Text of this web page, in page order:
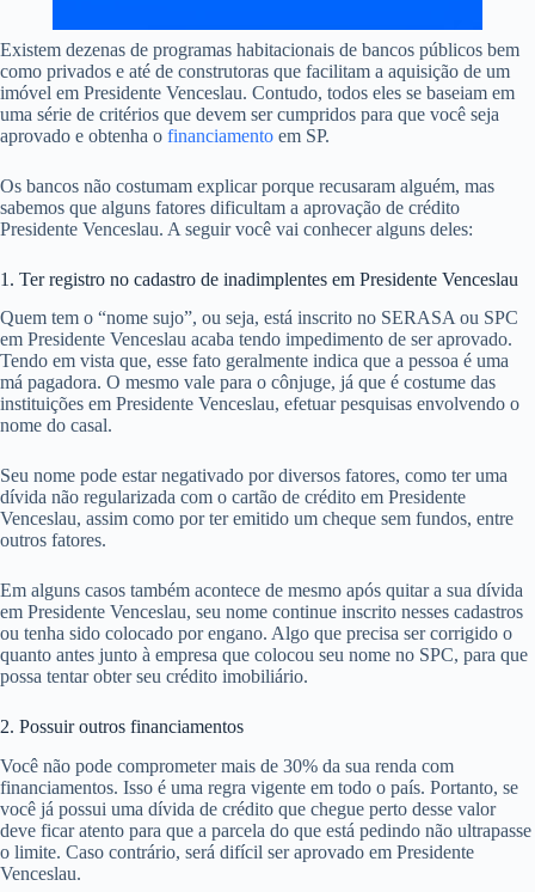
Existem dezenas de programas habitacionais de bancos públicos bem
como privados e até de construtoras que facilitam a aquisição de um
imóvel em Presidente Venceslau. Contudo, todos eles se baseiam em
uma série de critérios que devem ser cumpridos para que você seja
aprovado e obtenha o financiamento em SP.
Os bancos não costumam explicar porque recusaram alguém, mas
sabemos que alguns fatores dificultam a aprovação de crédito
Presidente Venceslau. A seguir você vai conhecer alguns deles:
1. Ter registro no cadastro de inadimplentes em Presidente Venceslau
Quem tem o “nome sujo”, ou seja, está inscrito no SERASA ou SPC
em Presidente Venceslau acaba tendo impedimento de ser aprovado.
Tendo em vista que, esse fato geralmente indica que a pessoa é uma
má pagadora. O mesmo vale para o cônjuge, já que é costume das
instituições em Presidente Venceslau, efetuar pesquisas envolvendo o
nome do casal.
Seu nome pode estar negativado por diversos fatores, como ter uma
dívida não regularizada com o cartão de crédito em Presidente
Venceslau, assim como por ter emitido um cheque sem fundos, entre
outros fatores.
Em alguns casos também acontece de mesmo após quitar a sua dívida
em Presidente Venceslau, seu nome continue inscrito nesses cadastros
ou tenha sido colocado por engano. Algo que precisa ser corrigido o
quanto antes junto à empresa que colocou seu nome no SPC, para que
possa tentar obter seu crédito imobiliário.
2. Possuir outros financiamentos
Você não pode comprometer mais de 30% da sua renda com
financiamentos. Isso é uma regra vigente em todo o país. Portanto, se
você já possui uma dívida de crédito que chegue perto desse valor
deve ficar atento para que a parcela do que está pedindo não ultrapasse
o limite. Caso contrário, será difícil ser aprovado em Presidente
Venceslau.